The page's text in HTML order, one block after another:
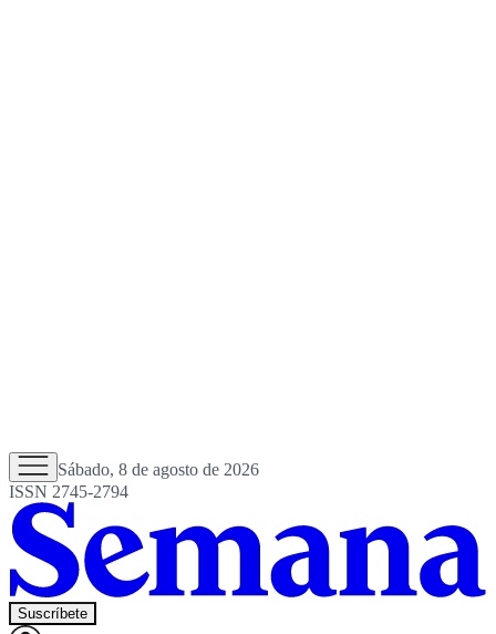
Sábado, 8 de agosto de 2026
ISSN 2745-2794
Suscríbete